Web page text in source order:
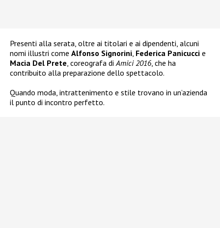
Presenti alla serata, oltre ai titolari e ai dipendenti, alcuni
nomi illustri come Alfonso Signorini, Federica Panicucci e
Macia Del Prete, coreografa diAmici 2016, che ha
contribuito alla preparazione dello spettacolo.
Quando moda, intrattenimento e stile trovano in un’azienda
il punto di incontro perfetto.